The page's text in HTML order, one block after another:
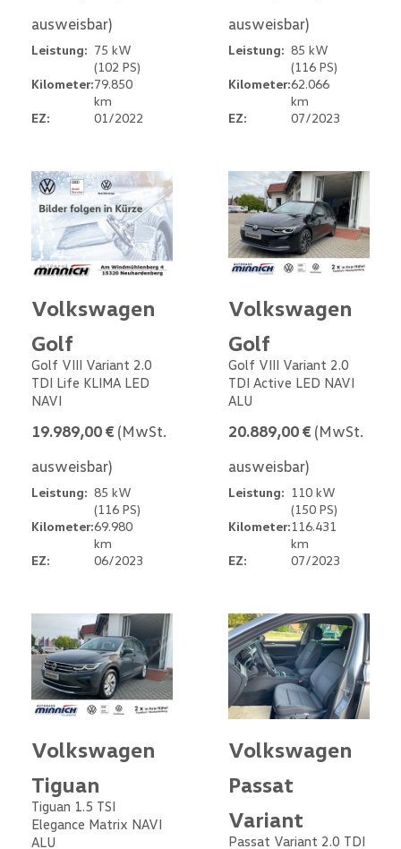
ausweisbar)
Leistung: 75 kW
(102 PS)
Kilometer:79.850
km
EZ:
01/2022
ausweisbar)
Leistung: 85 kW
(116 PS)
Kilometer:62.066
km
EZ:
07/2023
Volkswagen
Golf
Golf VIII Variant 2.0
TDI Life KLIMA LED
NAVI
19.989,00 € (MwSt.
ausweisbar)
Leistung: 85 kW
(116 PS)
Kilometer:69.980
km
EZ:
06/2023
Volkswagen
Golf
Golf VIII Variant 2.0
TDI Active LED NAVI
ALU
20.889,00 € (MwSt.
ausweisbar)
Leistung: 110 kW
(150 PS)
Kilometer:116.431
km
EZ:
07/2023
Volkswagen
Tiguan
Tiguan 1.5 TSI
Elegance Matrix NAVI
ALU
Volkswagen
Passat
Variant
Passat Variant 2.0 TDI